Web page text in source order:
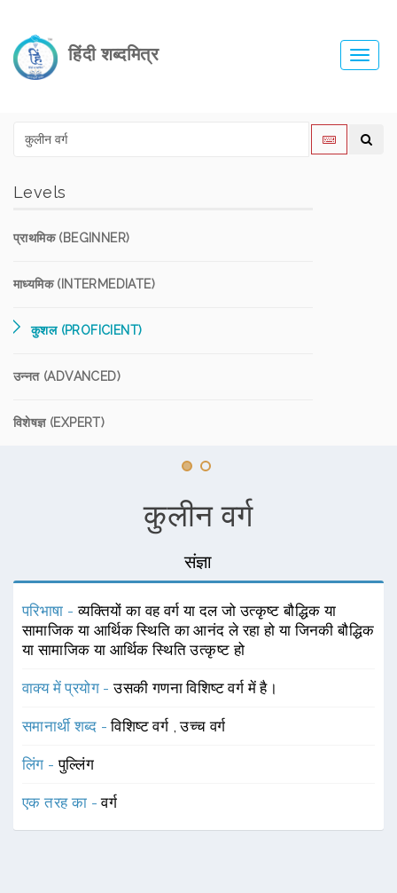
हिंदी शब्दमित्र
Levels
प्राथमिक (BEGINNER)
माध्यमिक (INTERMEDIATE)
कुशल (PROFICIENT)
उन्नत (ADVANCED)
विशेषज्ञ (EXPERT)
कुलीन वर्ग
संज्ञा
परिभाषा -व्यक्तियों का वह वर्ग या दल जो उत्कृष्ट बौद्धिक या
सामाजिक या आर्थिक स्थिति का आनंद ले रहा हो या जिनकी बौद्धिक
या सामाजिक या आर्थिक स्थिति उत्कृष्ट हो
वाक्य में प्रयोग -उसकी गणना विशिष्ट वर्ग में है।
समानार्थी शब्द -विशिष्ट वर्ग ,उच्च वर्ग
लिंग -पुल्लिंग
एक तरह का -वर्ग